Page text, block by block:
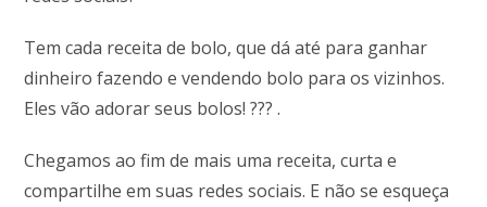
Tem cada receita de bolo, que dá até para ganhar
dinheiro fazendo e vendendo bolo para os vizinhos.
Eles vão adorar seus bolos! ??? .
Chegamos ao fim de mais uma receita, curta e
compartilhe em suas redes sociais. E não se esqueça